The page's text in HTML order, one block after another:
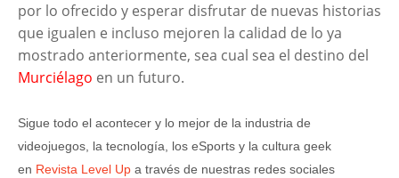
por lo ofrecido y esperar disfrutar de nuevas historias
que igualen e incluso mejoren la calidad de lo ya
mostrado anteriormente, sea cual sea el destino del
Murciélago en un futuro.
Sigue todo el acontecer y lo mejor de la industria de
videojuegos, la tecnología, los eSports y la cultura geek
en Revista Level Up a través de nuestras redes sociales